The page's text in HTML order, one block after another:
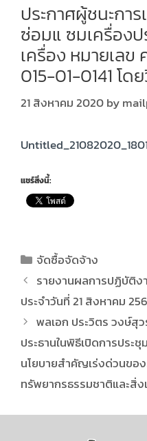
ประกาศผู้ชนะการ
ซ่อมแ ซมเครื่อง
เครื่อง หมายเล
015-01-0141 โด
21 สิงหาคม 2020by
แชร์สิ่งนี้:
จัดซื้อจัดจ้าง
รายงานผลการปฏิบัติง
ประจำวันที่ 21 สิงหาคม
พลเอก ประวิตร วงษ์สุ
ประธานในพิธีเปิดการประ
นโยบายสำคัญเร่งด่วนขอ
ทรัพยากรธรรมชาติและสิ่